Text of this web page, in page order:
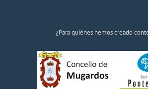
¿Para quiénes hemos creado